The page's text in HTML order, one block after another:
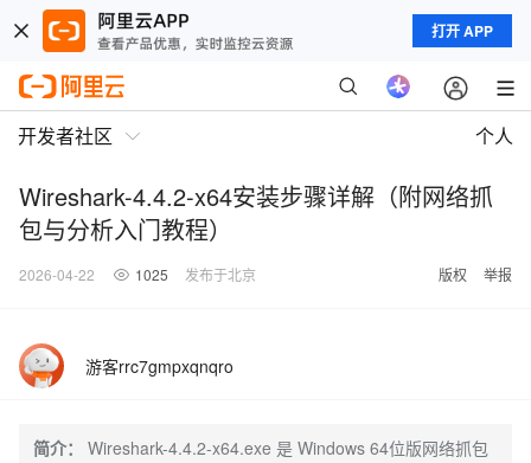
打开 APP
开发者社区 个人
Wireshark-4.4.2-x64安装步骤详解（附网络抓
包与分析入门教程）
2026-04-22 1025 发布于北京 版权 举报
游客rrc7gmpxqnqro
简介：
Wireshark-4.4.2-x64.exe 是 Windows 64位版网络抓包